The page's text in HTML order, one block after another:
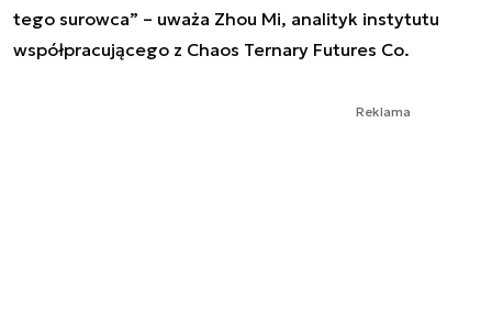
tego surowca” – uważa Zhou Mi, analityk instytutu
współpracującego z Chaos Ternary Futures Co.
Reklama